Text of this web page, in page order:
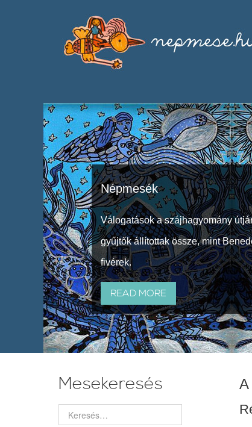
Népmesék
Válogatások a szájhagyomány
gyűjtők állítottak össze, mint
fivérek.
READ MORE
A
Mesekeresés